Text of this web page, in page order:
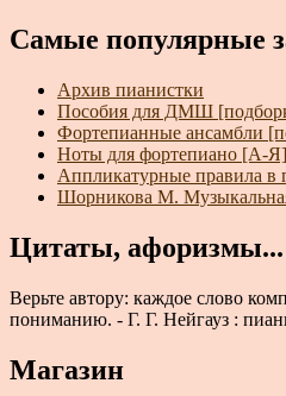
Самые популярные
Архив пианистки
Пособия для ДМШ
Фортепианные ансамбли
Ноты для фортепиано [А-Я]
Аппликатурные правила в
Шорникова М.
Цитаты, афоризмы...
Верьте автору: каждое слово
пониманию. - Г. Г. Нейгауз :
Магазин